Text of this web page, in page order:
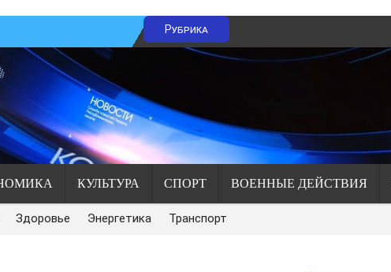
Рубрика
КУЛЬТУРА СПОРТ ВОЕННЫЕ ДЕЙСТВИЯ
Здоровье Энергетика Транспорт